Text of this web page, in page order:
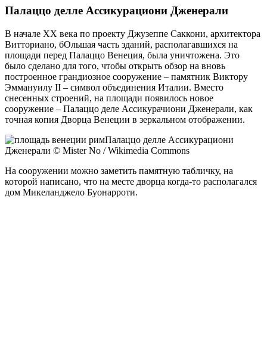
Палаццо делле Ассикурациони Дженерали
В начале XX века по проекту Джузеппе Саккони, архитектора
Витториано, бОльшая часть зданий, располагавшихся на
площади перед Палаццо Венеция, была уничтожена. Это
было сделано для того, чтобы открыть обзор на вновь
построенное грандиозное сооружение – памятник Виктору
Эммануилу II – символ объединения Италии. Вместо
снесенных строений, на площади появилось новое
сооружение – Палаццо деле Ассикурачиони Дженерали, как
точная копия Дворца Венеции в зеркальном отображении.
Палаццо делле Ассикурациони
Дженерали © Mister No / Wikimedia Commons
На сооружении можно заметить памятную табличку, на
которой написано, что на месте дворца когда-то располагался
дом Микеланджело Буонарроти.